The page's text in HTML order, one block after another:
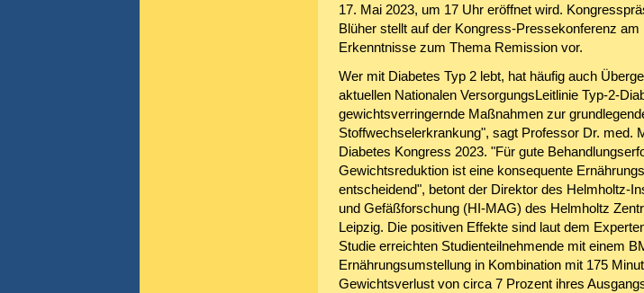
17. Mai 2023, um 17 Uhr eröffnet wird.
Blüher stellt auf der Kongress-Pressekonferenz
Erkenntnisse zum Thema Remission vor.
Wer mit Diabetes Typ 2 lebt, hat häufig auch
aktuellen Nationalen VersorgungsLeitlinie Typ-2-
gewichtsverringernde Maßnahmen zur
Stoffwechselerkrankung", sagt Professor Dr. med.
Diabetes Kongress 2023. "Für gute
Gewichtsreduktion ist eine konsequente
entscheidend", betont der Direktor des Helmholtz-
und Gefäßforschung (HI-MAG) des Helmholtz
Leipzig. Die positiven Effekte sind laut dem
Studie erreichten Studienteilnehmende mit einem
Ernährungsumstellung in Kombination mit 175
Gewichtsverlust von circa 7 Prozent ihres